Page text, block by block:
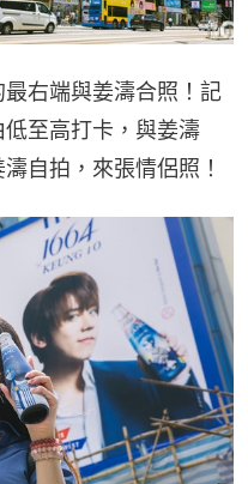
右端與姜濤合照！記
至高打卡，與姜濤
自拍，來張情侶照！